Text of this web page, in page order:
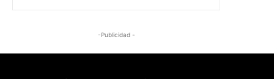
-Publicidad -